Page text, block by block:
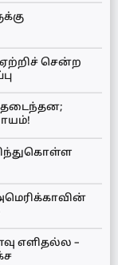
ஏற்றிச் சென்ற
எளிதல்ல –